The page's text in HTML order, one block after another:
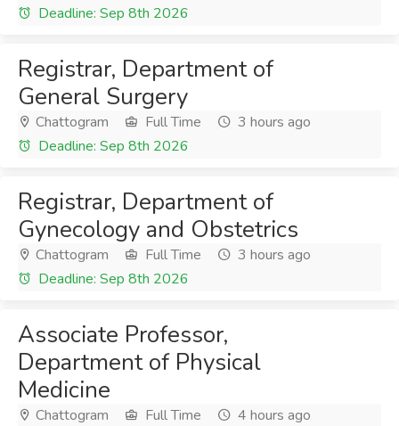
Deadline: Sep 8th 2026
Registrar, Department of
General Surgery
Chattogram Full Time
3 hours ago
Deadline: Sep 8th 2026
Registrar, Department of
Gynecology and Obstetrics
Chattogram Full Time
3 hours ago
Deadline: Sep 8th 2026
Associate Professor,
Department of Physical
Medicine
Chattogram Full Time
4 hours ago